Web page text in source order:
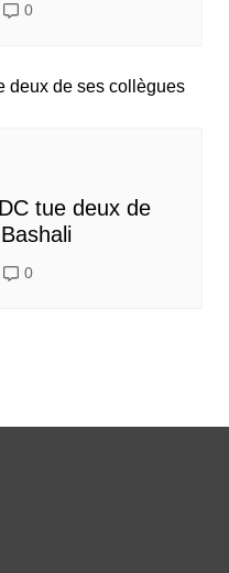
0
tue deux de
0